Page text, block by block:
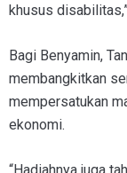
khusus
Bagi Benyamin,
membangkitkan
mempersatukan
ekonomi.
“Hadiahnya juga